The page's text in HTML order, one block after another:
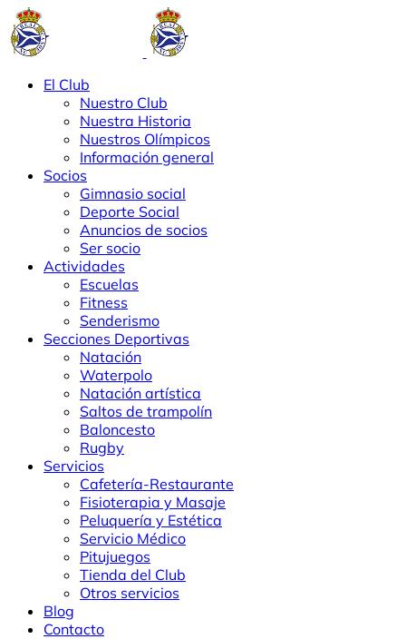
El Club
Nuestro Club
Nuestra Historia
Nuestros Olímpicos
Información general
Socios
Gimnasio social
Deporte Social
Anuncios de socios
Ser socio
Actividades
Escuelas
Fitness
Senderismo
Secciones Deportivas
Natación
Waterpolo
Natación artística
Saltos de trampolín
Baloncesto
Rugby
Servicios
Cafetería-Restaurante
Fisioterapia y Masaje
Peluquería y Estética
Servicio Médico
Pitujuegos
Tienda del Club
Otros servicios
Blog
Contacto